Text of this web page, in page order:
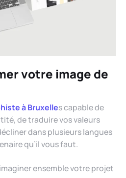
votre image de
à Bruxelles capable de
de traduire vos valeurs
dans plusieurs langues
qu’il vous faut.
ensemble votre projet